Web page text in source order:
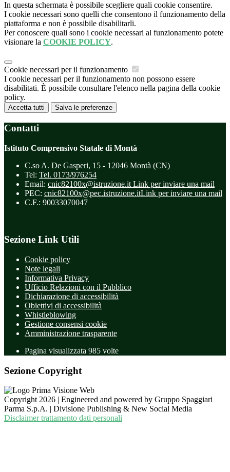
In questa schermata è possibile scegliere quali cookie consentire.
I cookie necessari sono quelli che consentono il funzionamento della
piattaforma e non è possibile disabilitarli.
Per conoscere quali sono i cookie necessari al funzionamento potete
visionare la COOKIE POLICY.
Cookie necessari per il funzionamento
I cookie necessari per il funzionamento non possono essere
disabilitati. È possibile consultare l'elenco nella pagina della cookie
policy.
Accetta tutti Salva le preferenze
Contatti
Istituto Comprensivo Statale di Montà
C.so A. De Gasperi, 15 - 12046 Montà (CN)
Tel: Tel. 0173/976254
Email: cnic82100x@istruzione.it Link per inviare una mail
PEC: cnic82100x@pec.istruzione.itLink per inviare una mail
C.F.: 90033070047
Sezione Link Utili
Cookie policy
Note legali
Informativa Privacy
Ufficio Relazioni con il Pubblico
Dichiarazione di accessibilità
Obiettivi di accessibilità
Whistleblowing
Gestione consensi cookie
Amministrazione trasparente
Pagina visualizzata 985 volte
Sezione Copyright
Copyright 2026 | Engineered and powered by Gruppo Spaggiari
Parma S.p.A. | Divisione Publishing & New Social Media
Disclaimer trattamento dati personali